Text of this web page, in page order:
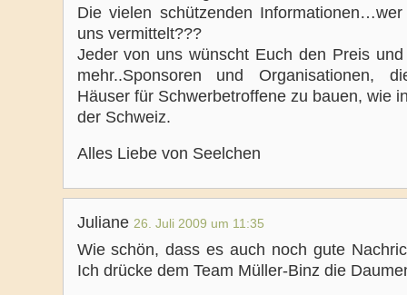
Die vielen schützenden
uns vermittelt???
Jeder von uns wünscht Euch den Preis
mehr..Sponsoren und Organisationen,
Häuser für Schwerbetroffene zu bauen, wie
der Schweiz.
Alles Liebe von Seelchen
Juliane 26. Juli 2009 um 11:35
Wie schön, dass es auch noch gute
Ich drücke dem Team Müller-Binz die